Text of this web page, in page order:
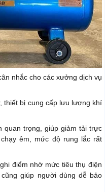
nhắc cho các xưởng dịch vụ
thiết bị cung cấp lưu lượng khí
quan trọng, giúp giảm tải trực
êm, mức độ rung lắc rất
điểm nhờ mức tiêu thụ điện
giúp người dùng dễ bảo